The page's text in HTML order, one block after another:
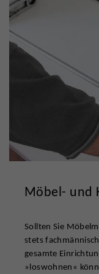
Möbel- und
Sollten Sie
stets
gesamte
»loswohnen«